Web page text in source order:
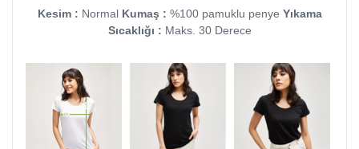
Kesim : Normal Kumaş : %100 pamuklu penye Yıkama
Sıcaklığı : Maks. 30 Derece